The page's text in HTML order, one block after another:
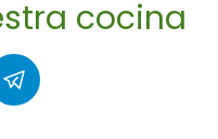
cocina